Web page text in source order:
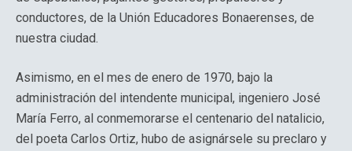
conductores, de la Unión Educadores Bonaerenses, de
nuestra ciudad.
Asimismo, en el mes de enero de 1970, bajo la
administración del intendente municipal, ingeniero José
María Ferro, al conmemorarse el centenario del natalicio,
del poeta Carlos Ortiz, hubo de asignársele su preclaro y